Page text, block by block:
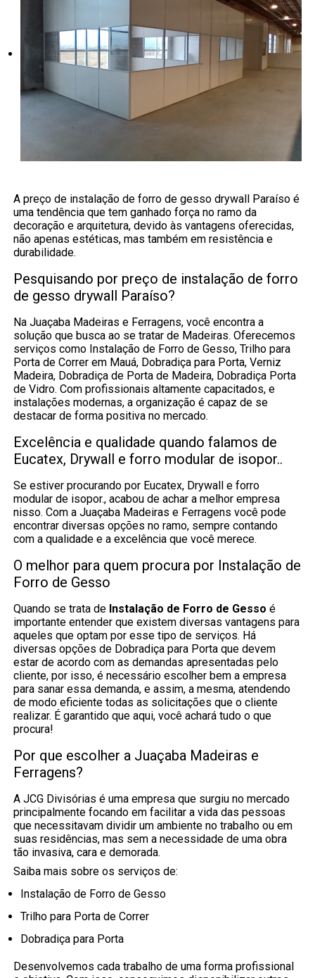
A preço de instalação de forro de gesso drywall Paraíso é
uma tendência que tem ganhado força no ramo da
decoração e arquitetura, devido às vantagens oferecidas,
não apenas estéticas, mas também em resistência e
durabilidade.
Pesquisando por preço de instalação de forro
de gesso drywall Paraíso?
Na Juaçaba Madeiras e Ferragens, você encontra a
solução que busca ao se tratar de Madeiras. Oferecemos
serviços como Instalação de Forro de Gesso, Trilho para
Porta de Correr em Mauá, Dobradiça para Porta, Verniz
Madeira, Dobradiça de Porta de Madeira, Dobradiça Porta
de Vidro. Com profissionais altamente capacitados, e
instalações modernas, a organização é capaz de se
destacar de forma positiva no mercado.
Excelência e qualidade quando falamos de
Eucatex, Drywall e forro modular de isopor..
Se estiver procurando por Eucatex, Drywall e forro
modular de isopor., acabou de achar a melhor empresa
nisso. Com a Juaçaba Madeiras e Ferragens você pode
encontrar diversas opções no ramo, sempre contando
com a qualidade e a excelência que você merece.
O melhor para quem procura por Instalação de
Forro de Gesso
Quando se trata de Instalação de Forro de Gesso é
importante entender que existem diversas vantagens para
aqueles que optam por esse tipo de serviços. Há
diversas opções de Dobradiça para Porta que devem
estar de acordo com as demandas apresentadas pelo
cliente, por isso, é necessário escolher bem a empresa
para sanar essa demanda, e assim, a mesma, atendendo
de modo eficiente todas as solicitações que o cliente
realizar. É garantido que aqui, você achará tudo o que
procura!
Por que escolher a Juaçaba Madeiras e
Ferragens?
A JCG Divisórias é uma empresa que surgiu no mercado
principalmente focando em facilitar a vida das pessoas
que necessitavam dividir um ambiente no trabalho ou em
suas residências, mas sem a necessidade de uma obra
tão invasiva, cara e demorada.
Saiba mais sobre os serviços de:
Instalação de Forro de Gesso
Trilho para Porta de Correr
Dobradiça para Porta
Desenvolvemos cada trabalho de uma forma profissional